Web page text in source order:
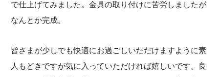
で仕上げてみました。金具の取り付けに苦労しましたが
なんとか完成。
皆さまが少しでも快適にお過ごしいただけますように素
人もどきですが気に入っていただければ嬉しいです。良